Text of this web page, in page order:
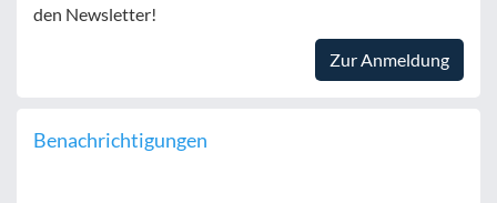
den Newsletter!
Zur Anmeldung
Benachrichtigungen